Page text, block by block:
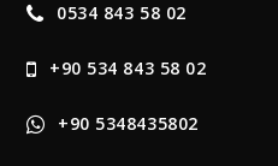
0534 843 58 02
+90 534 843 58 02
+90 5348435802